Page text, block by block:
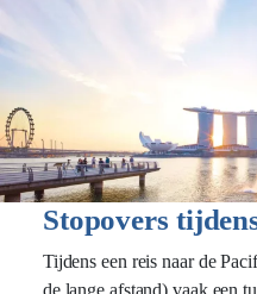
Stopovers
Tijdens een reis naar de
de lange afstand) vaak een